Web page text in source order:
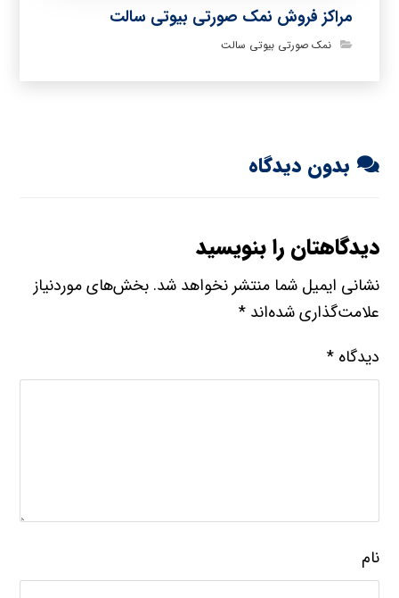
مراکز فروش نمک صورتی بیوتی سالت
نمک صورتی بیوتی سالت
بدون دیدگاه
دیدگاهتان را بنویسید
نشانی ایمیل شما منتشر نخواهد شد. بخش‌های موردنیاز
علامت‌گذاری شده‌اند*
دیدگاه*
نام